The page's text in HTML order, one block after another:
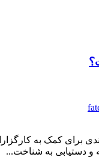
برای کمک به
و دستیابی به شناخت...